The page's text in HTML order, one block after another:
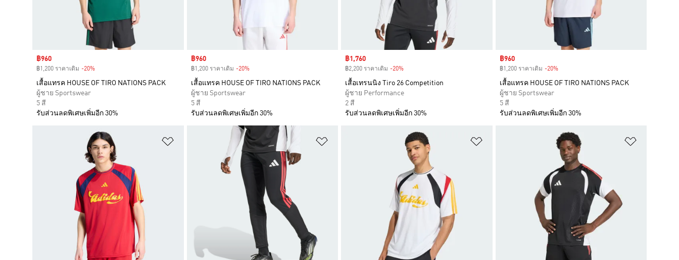
Sale price
฿960
฿1,200 ราคาเดิม -20%
เสื้อแทรค HOUSE OF TIRO NATIONS PACK
ผู้ชาย Sportswear
5 สี
รับส่วนลดพิเศษเพิ่มอีก 30%
Sale price
฿960
฿1,200 ราคาเดิม -20%Discount
เสื้อแทรค HOUSE OF TIRO NATIONS PACK
ผู้ชาย Sportswear
5 สี
รับส่วนลดพิเศษเพิ่มอีก 30%
Sale price
฿1,760
฿2,200 ราคาเดิม -20%
เสื้อเทรนนิง Tiro 26 Competition
ผู้ชาย Performance
2 สี
รับส่วนลดพิเศษเพิ่มอีก 30%
Sale price
฿960
฿1,200 ราคาเดิม -20%Discount
เสื้อแทรค HOUSE OF TIRO NATIONS PACK
ผู้ชาย Sportswear
5 สี
รับส่วนลดพิเศษเพิ่มอีก 30%
เพิ่มไปยังรายการสินค้าโปรด เพิ่มไปยังรายการสินค้าโปรด เพิ่มไปยังรายการสินค้าโปรด